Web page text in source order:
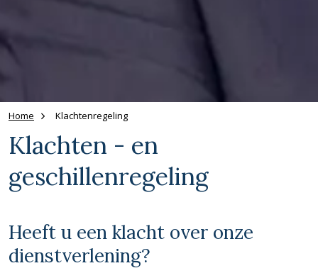
Home Klachtenregeling
Klachten - en
geschillenregeling
Heeft u een klacht over onze
dienstverlening?